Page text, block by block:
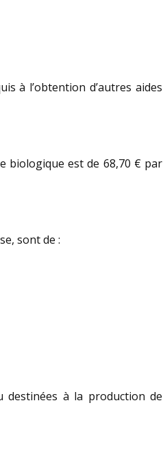
à l’obtention d’autres aides
biologique est de 68,70 € par
sont de :
destinées à la production de